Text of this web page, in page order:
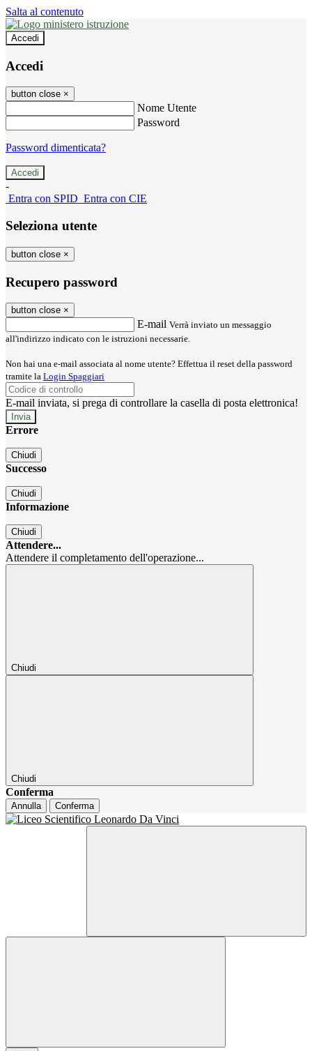
Salta al contenuto
Accedi
Accedi
button close ×
Nome Utente
Password
Password dimenticata?
-
Entra con SPID Entra con CIE
Seleziona utente
button close ×
Recupero password
button close ×
E-mail Verrà inviato un messaggio
all'indirizzo indicato con le istruzioni necessarie.
Non hai una e-mail associata al nome utente? Effettua il reset della password
tramite la Login Spaggiari
E-mail inviata, si prega di controllare la casella di posta elettronica!
Errore
Chiudi
Successo
Chiudi
Informazione
Chiudi
Attendere...
Attendere il completamento dell'operazione...
Chiudi
Chiudi
Conferma
Annulla Conferma